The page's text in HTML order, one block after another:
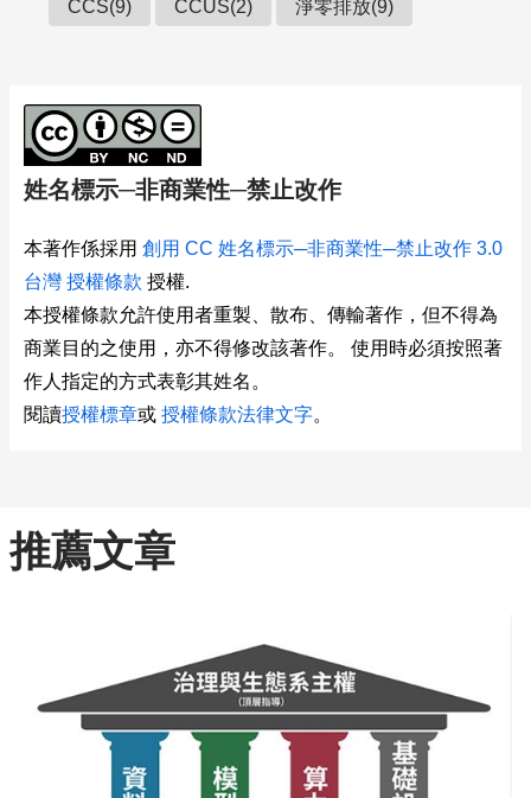
CCS(9) CCUS(2) 淨零排放(9)
姓名標示─非商業性─禁止改作
本著作係採用 創用 CC 姓名標示─非商業性─禁止改作 3.0
台灣 授權條款 授權.
本授權條款允許使用者重製、散布、傳輸著作，但不得為
商業目的之使用，亦不得修改該著作。 使用時必須按照著
作人指定的方式表彰其姓名。
閱讀授權標章或 授權條款法律文字。
推薦文章